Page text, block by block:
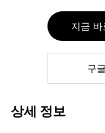
지금 바
구
상세 정보